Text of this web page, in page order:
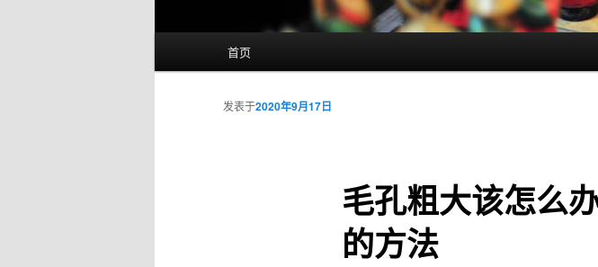
首页
毛孔粗大该怎么
的方法
发表于2020年9月17日